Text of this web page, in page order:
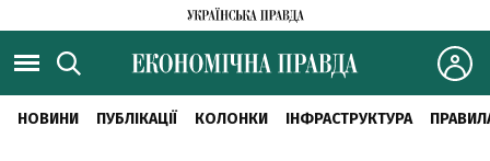
НОВИНИ ПУБЛІКАЦІЇ КОЛОНКИ ІНФРАСТРУКТУРА